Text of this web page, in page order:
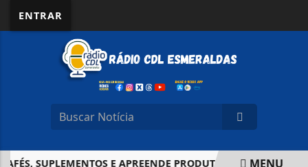
ENTRAR
SUPLEMENTOS E APREENDE PRODUTOS IRREGULARES
MENU